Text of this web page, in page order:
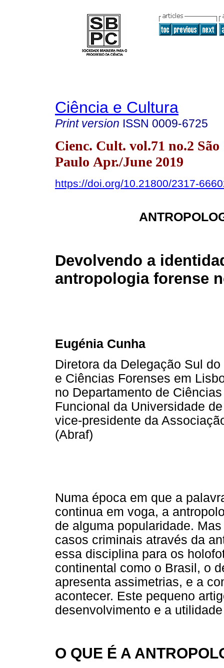
Ciência e Cultura
Print version ISSN 0009-6725
Cienc. Cult. vol.71 no.2 São
Paulo Apr./June 2019
https://doi.org/10.21800/2317-
Devolvendo a
antropologia forense
Eugénia Cunha
Diretora da Delegação Sul
e Ciências Forenses em
no Departamento de
Funcional da Universidade
vice-presidente da
(Abraf)
Numa época em que a
continua em voga, a
de alguma popularidade.
casos criminais através da
essa disciplina para os
continental como o Brasil, o
apresenta assimetrias, e a
acontecer. Este pequeno
desenvolvimento e a
O QUE É A